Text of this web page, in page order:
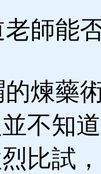
師能
煉藥
不知
比試